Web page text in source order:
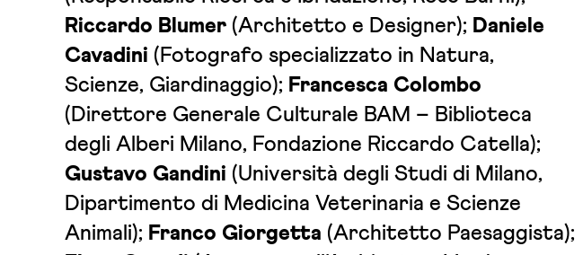
Riccardo Blumer (Architetto e Designer); Daniele
Cavadini (Fotografo specializzato in Natura,
Scienze, Giardinaggio); Francesca Colombo
(Direttore Generale Culturale BAM – Biblioteca
degli Alberi Milano, Fondazione Riccardo Catella);
Gustavo Gandini (Università degli Studi di Milano,
Dipartimento di Medicina Veterinaria e Scienze
Animali); Franco Giorgetta (Architetto Paesaggista);